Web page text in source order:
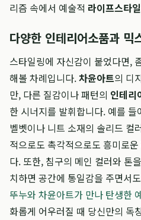
리즘 속에서 예술적 라이프스타일
다양한 인테리어소품과 믹
스타일링에 자신감이 붙었다면,
해볼 차례입니다.차윤아트의 디
만, 다른 질감이나 패턴의 인테리
한 시너지를 발휘합니다. 예를
벨벳이나 니트 소재의 솔리드 컬
적으로도 촉각적으로도 흥미로
다. 또한, 침구의 메인 컬러와 톤
치하면 공간에 통일감을 주면서
뚜누와 차윤아트가 만나 탄생한
화롭게 어우러질 때 당신만의 독